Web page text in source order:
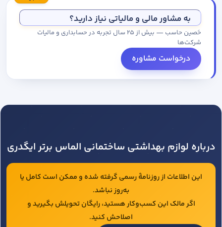
به مشاور مالی و مالیاتی نیاز دارید؟
حَصین حاسب — بیش از ۲۵ سال تجربه در حسابداری و مالیات
شرکت‌ها
درخواست مشاوره
درباره لوازم بهداشتی ساختمانی الماس برتر ایگدری
این اطلاعات از روزنامهٔ رسمی گرفته شده و ممکن است کامل یا
به‌روز نباشد.
اگر مالک این کسب‌وکار هستید، رایگان تحویلش بگیرید و
اصلاحش کنید.